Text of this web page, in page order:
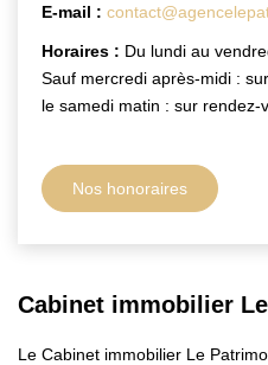
E-mail :
Horaires : Du lundi au
Sauf mercredi après-midi :
le samedi matin : sur rendez-
Nos honoraires
Cabinet immobilier
Le Cabinet immobilier Le